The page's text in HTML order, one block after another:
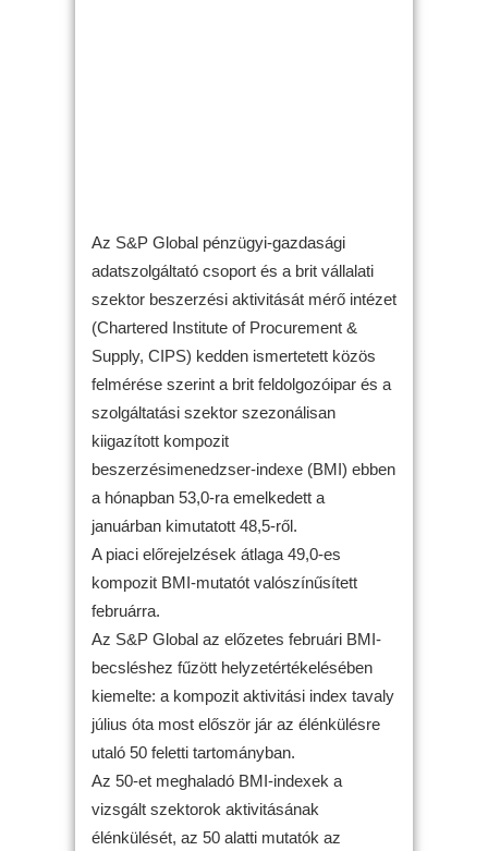
Az S&P Global pénzügyi-gazdasági
adatszolgáltató csoport és a brit vállalati
szektor beszerzési aktivitását mérő intézet
(Chartered Institute of Procurement &
Supply, CIPS) kedden ismertetett közös
felmérése szerint a brit feldolgozóipar és a
szolgáltatási szektor szezonálisan
kiigazított kompozit
beszerzésimenedzser-indexe (BMI) ebben
a hónapban 53,0-ra emelkedett a
januárban kimutatott 48,5-ről.
A piaci előrejelzések átlaga 49,0-es
kompozit BMI-mutatót valószínűsített
februárra.
Az S&P Global az előzetes februári BMI-
becsléshez fűzött helyzetértékelésében
kiemelte: a kompozit aktivitási index tavaly
július óta most először jár az élénkülésre
utaló 50 feletti tartományban.
Az 50-et meghaladó BMI-indexek a
vizsgált szektorok aktivitásának
élénkülését, az 50 alatti mutatók az